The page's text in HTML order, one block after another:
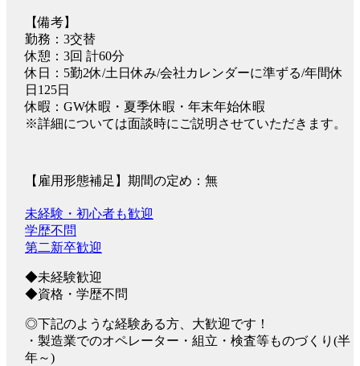
【備考】
勤務：3交替
休憩：3回 計60分
休日：5勤2休/土日休み/会社カレンダーに準ずる/年間休
日125日
休暇：GW休暇・夏季休暇・年末年始休暇
※詳細については面談時にご説明させていただきます。
【雇用形態補足】期間の定め：無
未経験・初心者も歓迎
学歴不問
第二新卒歓迎
◆未経験歓迎
◆資格・学歴不問
◎下記のような経験ある方、大歓迎です！
・製造業でのオペレーター・組立・検査等ものづくり(半
年～)